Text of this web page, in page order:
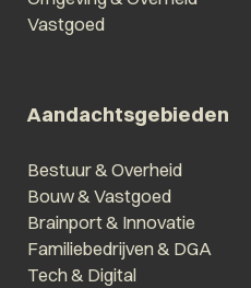
Vastgoed
Aandachtsgebieden
Bestuur & Overheid
Bouw & Vastgoed
Brainport & Innovatie
Familiebedrijven & DGA
Tech & Digital